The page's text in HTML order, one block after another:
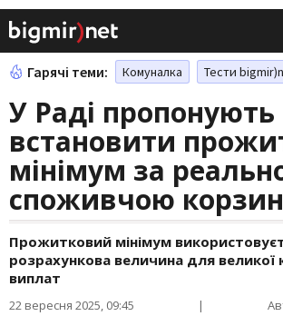
Гарячі теми: Комуналка Тести
У Раді пропонують
встановити
мінімум за
споживчою
Прожитковий мінімум
розрахункова величина для великої
виплат
22 вересня 2025, 09:45 |